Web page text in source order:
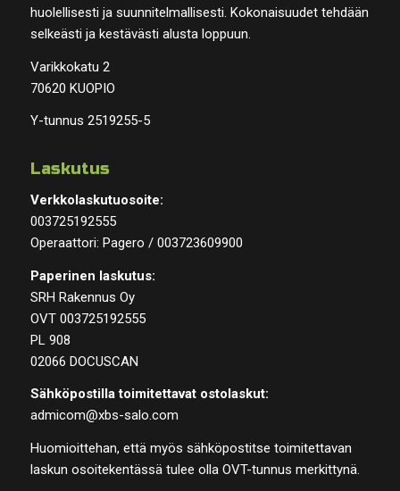
huolellisesti ja suunnitelmallisesti. Kokonaisuudet tehdään
selkeästi ja kestävästi alusta loppuun.
Varikkokatu 2
70620 KUOPIO
Y-tunnus 2519255-5
Laskutus
Verkkolaskutuosoite:
003725192555
Operaattori: Pagero / 003723609900
Paperinen laskutus:
SRH Rakennus Oy
OVT 003725192555
PL 908
02066 DOCUSCAN
Sähköpostilla toimitettavat ostolaskut:
admicom@xbs-salo.com
Huomioittehan, että myös sähköpostitse toimitettavan
laskun osoitekentässä tulee olla OVT-tunnus merkittynä.